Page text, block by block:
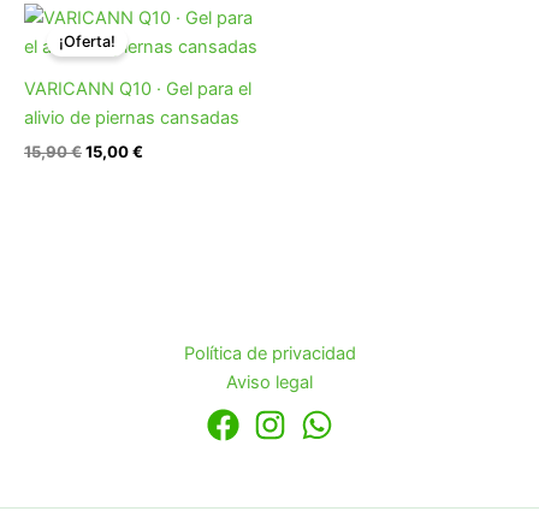
¡Oferta!
VARICANN Q10 · Gel para el
alivio de piernas cansadas
15,90€
El
precio
original
15,90 €.
15,00€
El
actual
15,00 €.
Política de privacidad
Aviso legal